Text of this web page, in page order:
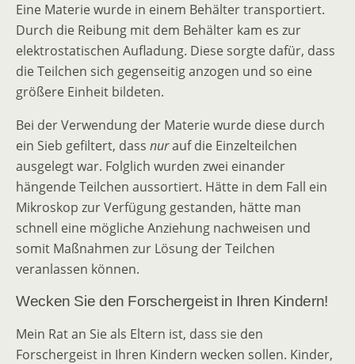
Eine Materie wurde in einem Behälter transportiert.
Durch die Reibung mit dem Behälter kam es zur
elektrostatischen Aufladung. Diese sorgte dafür, dass
die Teilchen sich gegenseitig anzogen und so eine
größere Einheit bildeten.
Bei der Verwendung der Materie wurde diese durch
ein Sieb gefiltert, dass nurauf die Einzelteilchen
ausgelegt war. Folglich wurden zwei einander
hängende Teilchen aussortiert. Hätte in dem Fall ein
Mikroskop zur Verfügung gestanden, hätte man
schnell eine mögliche Anziehung nachweisen und
somit Maßnahmen zur Lösung der Teilchen
veranlassen können.
Wecken Sie den Forschergeist in Ihren Kindern!
Mein Rat an Sie als Eltern ist, dass sie den
Forschergeist in Ihren Kindern wecken sollen. Kinder,